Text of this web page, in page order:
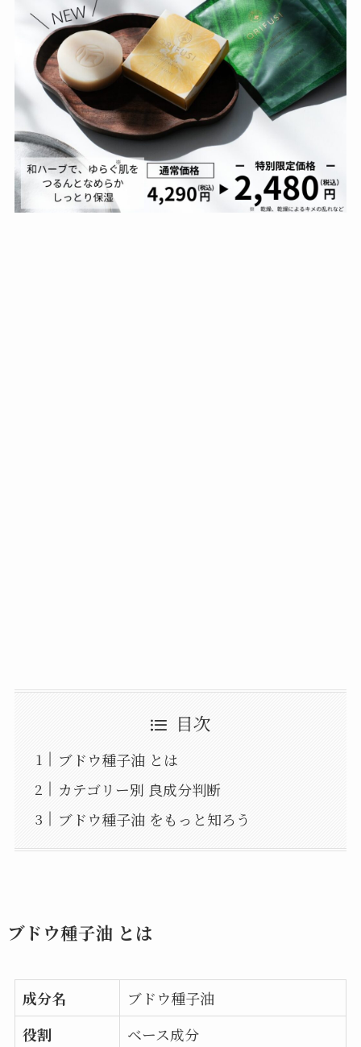
目次
ブドウ種子油 とは
カテゴリー別 良成分判断
ブドウ種子油 をもっと知ろう
ブドウ種子油 とは
成分名
ブドウ種子油
役割
ベース成分